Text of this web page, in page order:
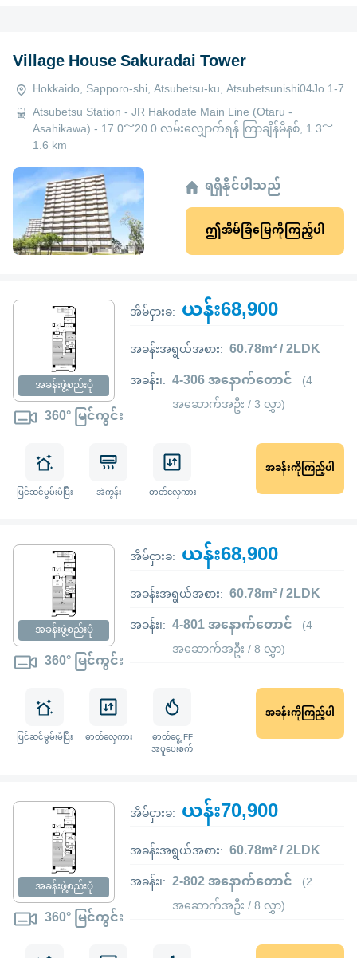
Village House Sakuradai Tower
Hokkaido, Sapporo-shi, Atsubetsu-ku, Atsubetsunishi04Jo 1-7
Atsubetsu Station - JR Hakodate Main Line (Otaru -
Asahikawa) - 17.0～20.0 လမ်းလျှောက်ရန် ကြာချိန်မိနစ်, 1.3～
1.6 km
ရရှိနိုင်ပါသည်
ဤအိမ်ခြံမြေကိုကြည့်ပါ
အခန်းဖွဲ့စည်းပုံ
360° မြင်ကွင်း
အိမ်ငှားခ: ယန်း68,900
အခန်းအရွယ်အစား: 60.78m² / 2LDK
အခန်း၊: 4-306 အနောက်တောင် (4
အဆောက်အဦး / 3 လွှာ)
ပြင်ဆင်မွမ်းမံပြီး အဲကွန်း ဓာတ်လှေကား
အခန်းကိုကြည့်ပါ
အခန်းဖွဲ့စည်းပုံ
360° မြင်ကွင်း
အိမ်ငှားခ: ယန်း68,900
အခန်းအရွယ်အစား: 60.78m² / 2LDK
အခန်း၊: 4-801 အနောက်တောင် (4
အဆောက်အဦး / 8 လွှာ)
ပြင်ဆင်မွမ်းမံပြီး ဓာတ်လှေကား ဓာတ်ငွေ့ FF
အပူပေးစက်
အခန်းကိုကြည့်ပါ
အခန်းဖွဲ့စည်းပုံ
360° မြင်ကွင်း
အိမ်ငှားခ: ယန်း70,900
အခန်းအရွယ်အစား: 60.78m² / 2LDK
အခန်း၊: 2-802 အနောက်တောင် (2
အဆောက်အဦး / 8 လွှာ)